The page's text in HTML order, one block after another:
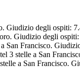
Giudizio degli ospiti:
Giudizio degli
San Francisco.
3 stelle a San
a San Francisco.